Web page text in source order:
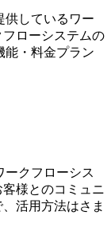
供しているワー
ローシステムの
能・料金プラン
ークフローシス
様とのコミュニ
活用方法はさま